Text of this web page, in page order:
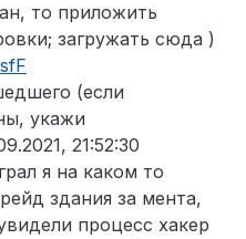
то приложить
загружать сюда )
(если
укажи
21:52:30
я на каком то
здания за мента,
процесс хакер